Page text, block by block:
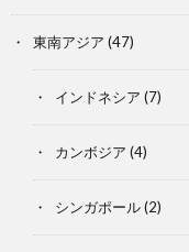
東南アジア (47)
インドネシア (7)
カンボジア (4)
シンガポール(2)